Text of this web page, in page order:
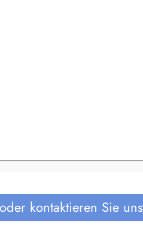
kontaktieren Sie uns